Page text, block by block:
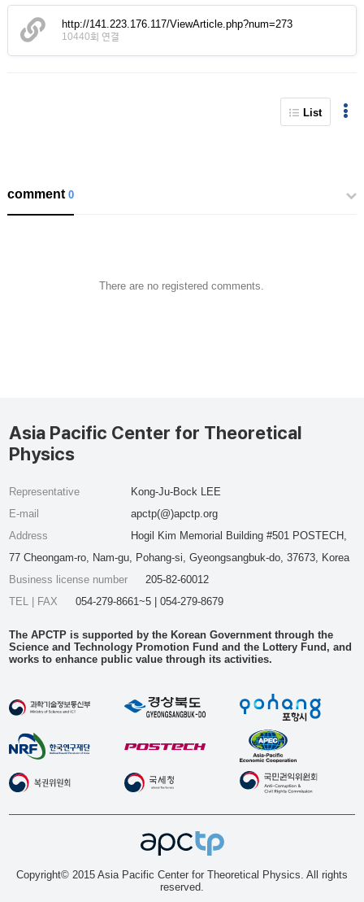
http://141.223.176.117/ViewArticle.php?num=273
10440회 연결
List
comment0
There are no registered comments.
Asia Pacific Center for Theoretical
Physics
Representative
Kong-Ju-Bock LEE
E-mail
apctp(@)apctp.org
Address
Hogil Kim Memorial Building #501 POSTECH,
77 Cheongam-ro, Nam-gu, Pohang-si, Gyeongsangbuk-do, 37673, Korea
Business license number
205-82-60012
TEL | FAX
054-279-8661~5 | 054-279-8679
The APCTP is supported by the Korean Government through the
Science and Technology Promotion Fund and the Lottery Fund, and
works to enhance public value through its activities.
Copyright© 2015 Asia Pacific Center for Theoretical Physics. All rights
reserved.